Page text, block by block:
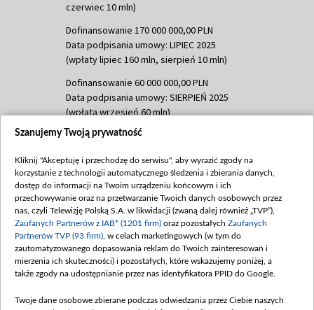
czerwiec 10 mln)
Dofinansowanie 170 000 000,00 PLN
Data podpisania umowy: LIPIEC 2025
(wpłaty lipiec 160 mln, sierpień 10 mln)
Dofinansowanie 60 000 000,00 PLN
Data podpisania umowy: SIERPIEŃ 2025
(wpłata wrzesień 60 mln)
Dofinansowanie 635 783 051,21 PLN
(wpłata wrzesień 100 mln, październik 350
mln, listopad 265 mln)
Dofinansowanie 48 862 000,00 PLN
Data podpisania umowy: GRUDZIEŃ 2025
(wpłata grudzień 60,548 mln)
Dofinansowanie 900 000 000,00 PLN
Data podpisania umowy: LUTY 2026 (wpłata
kwiecień 180 mln, 7 maja 180 mln, 8
Szanujemy Twoją prywatność
Kliknij "Akceptuję i przechodzę do serwisu", aby wyrazić zgody na
korzystanie z technologii automatycznego śledzenia i zbierania danych,
dostęp do informacji na Twoim urządzeniu końcowym i ich
przechowywanie oraz na przetwarzanie Twoich danych osobowych przez
nas, czyli Telewizję Polską S.A. w likwidacji (zwaną dalej również „TVP”),
Zaufanych Partnerów z IAB* (1201 firm) oraz pozostałych Zaufanych
Partnerów TVP (93 firm) , w celach marketingowych (w tym do
zautomatyzowanego dopasowania reklam do Twoich zainteresowań i
mierzenia ich skuteczności) i pozostałych, które wskazujemy poniżej, a
także zgody na udostępnianie przez nas identyfikatora PPID do Google.
Twoje dane osobowe zbierane podczas odwiedzania przez Ciebie naszych